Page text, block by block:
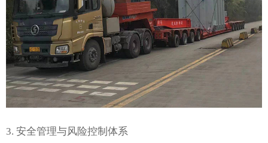
3. 安全管理与风险控制体系